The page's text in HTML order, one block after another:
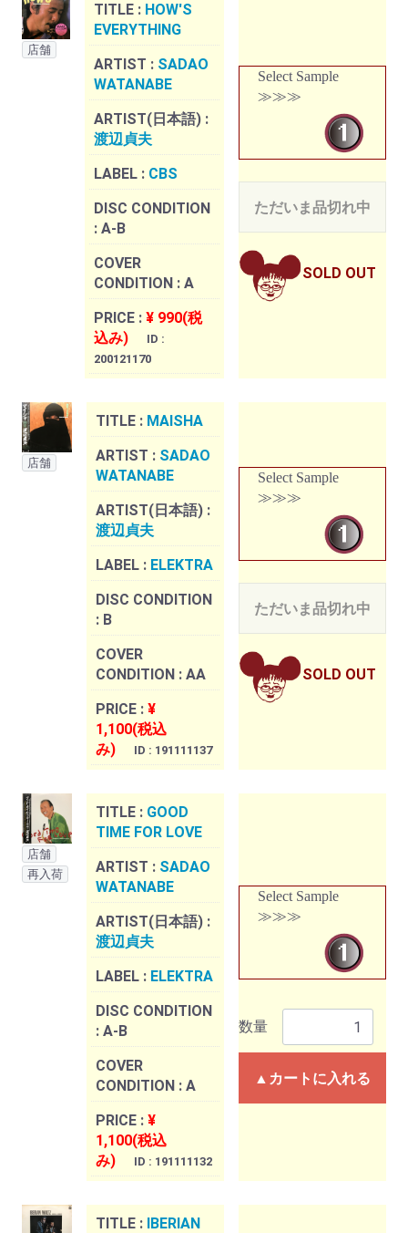
店舗
TITLE : HOW'S
EVERYTHING
ARTIST : SADAO
WATANABE
ARTIST(日本語) :
渡辺貞夫
LABEL : CBS
DISC CONDITION
: A-B
COVER
CONDITION : A
PRICE : ¥ 990(税
込み)
ID :
200121170
Select Sample
≫≫≫
ただいま品切れ中
SOLD OUT
店舗
TITLE : MAISHA
ARTIST : SADAO
WATANABE
ARTIST(日本語) :
渡辺貞夫
LABEL : ELEKTRA
DISC CONDITION
: B
COVER
CONDITION : AA
PRICE : ¥
1,100(税込
み)
ID : 191111137
Select Sample
≫≫≫
ただいま品切れ中
SOLD OUT
店舗
再入荷
TITLE : GOOD
TIME FOR LOVE
ARTIST : SADAO
WATANABE
ARTIST(日本語) :
渡辺貞夫
LABEL : ELEKTRA
DISC CONDITION
: A-B
COVER
CONDITION : A
PRICE : ¥
1,100(税込
み)
ID : 191111132
Select Sample
≫≫≫
数量
▲カートに入れる
TITLE : IBERIAN